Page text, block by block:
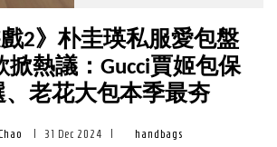
戲2》朴圭瑛私服愛包盤
掀熱議：Gucci賈姬包保
、老花大包本季最夯
31 Dec 2024 handbags